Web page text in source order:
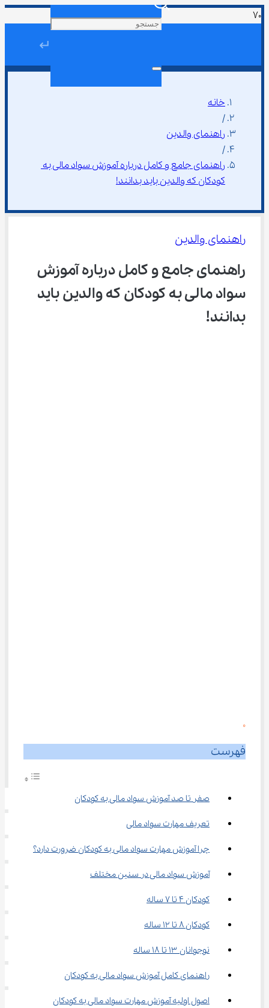
↵
خانه
/
راهنمای والدین
/
راهنمای جامع و کامل درباره آموزش سواد مالی به
کودکان که والدین باید بدانند!
راهنمای والدین
راهنمای جامع و کامل درباره آموزش
سواد مالی به کودکان که والدین باید
بدانند!
0
فهرست
صفر تا صد آموزش سواد مالی به کودکان
تعریف مهارت سواد مالی
چرا آموزش مهارت سواد مالی به کودکان ضرورت دارد؟
آموزش سواد مالی در سنین مختلف
کودکان ۴ تا ۷ ساله
کودکان ۸ تا ۱۲ ساله
نوجوانان ۱۳ تا ۱۸ ساله
راهنمای کامل آموزش سواد مالی به کودکان
اصول اولیه آموزش مهارت سواد مالی به کودکان